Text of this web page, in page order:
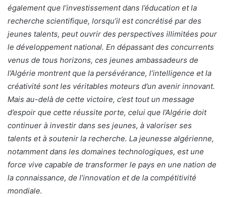
également que l’investissement dans l’éducation et la
recherche scientifique, lorsqu’il est concrétisé par des
jeunes talents, peut ouvrir des perspectives illimitées pour
le développement national. En dépassant des concurrents
venus de tous horizons, ces jeunes ambassadeurs de
l’Algérie montrent que la persévérance, l’intelligence et la
créativité sont les véritables moteurs d’un avenir innovant.
Mais au-delà de cette victoire, c’est tout un message
d’espoir que cette réussite porte, celui que l’Algérie doit
continuer à investir dans ses jeunes, à valoriser ses
talents et à soutenir la recherche. La jeunesse algérienne,
notamment dans les domaines technologiques, est une
force vive capable de transformer le pays en une nation de
la connaissance, de l’innovation et de la compétitivité
mondiale.